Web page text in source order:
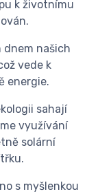
k životnímu
našich
vede k
energie.
sahají
využívání
solární
s myšlenkou